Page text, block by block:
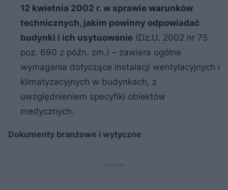
12 kwietnia 2002 r. w sprawie warunków
technicznych, jakim powinny odpowiadać
budynki i ich usytuowanie (Dz.U. 2002 nr 75
poz. 690 z późn. zm.) – zawiera ogólne
wymagania dotyczące instalacji wentylacyjnych i
klimatyzacyjnych w budynkach, z
uwzględnieniem specyfiki obiektów
medycznych.
Dokumenty branżowe i wytyczne